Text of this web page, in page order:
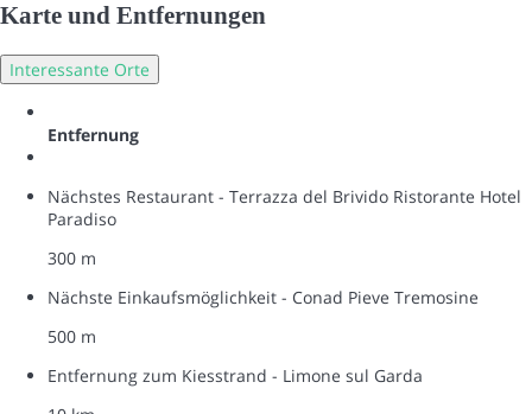
Karte und Entfernungen
Interessante Orte
Entfernung
Nächstes Restaurant - Terrazza del Brivido Ristorante Hotel
Paradiso
300 m
Nächste Einkaufsmöglichkeit - Conad Pieve Tremosine
500 m
Entfernung zum Kiesstrand - Limone sul Garda